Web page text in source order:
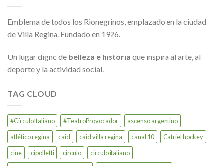
Emblema de todos los Rionegrinos, emplazado en la ciudad
de Villa Regina. Fundado en 1926.
Un lugar digno de belleza e historia que inspira al arte, al
deporte y la actividad social.
TAG CLOUD
#CírculoItaliano #TeatroProvocador
ascenso argentino
atlético regina
caid caid villa regina canal 10
Catriel hockey
cine
cipolletti circulo
circulo italiano